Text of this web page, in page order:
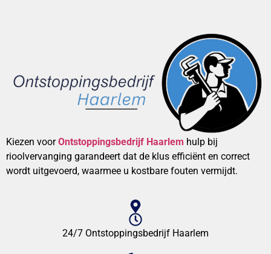
Kiezen voorOntstoppingsbedrijf Haarlem hulp bij
rioolvervanging garandeert dat de klus efficiënt en correct
wordt uitgevoerd, waarmee u kostbare fouten vermijdt.
24/7 Ontstoppingsbedrijf Haarlem